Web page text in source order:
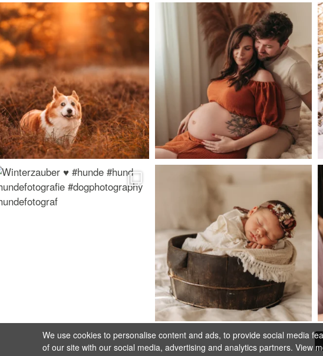
We use cookies to personalise content and ads, to provide social media
of our site with our social media, advertising and analytics partners. View